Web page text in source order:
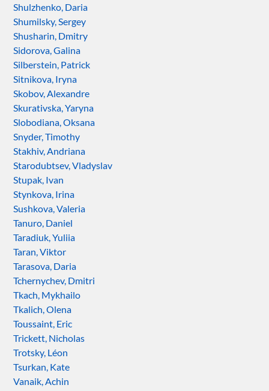
Shulzhenko, Daria
Shumilsky, Sergey
Shusharin, Dmitry
Sidorova, Galina
Silberstein, Patrick
Sitnikova, Iryna
Skobov, Alexandre
Skurativska, Yaryna
Slobodiana, Oksana
Snyder, Timothy
Stakhiv, Andriana
Starodubtsev, Vladyslav
Stupak, Ivan
Stynkova, Irina
Sushkova, Valeria
Tanuro, Daniel
Taradiuk, Yuliia
Taran, Viktor
Tarasova, Daria
Tchernychev, Dmitri
Tkach, Mykhailo
Tkalich, Olena
Toussaint, Eric
Trickett, Nicholas
Trotsky, Léon
Tsurkan, Kate
Vanaik, Achin